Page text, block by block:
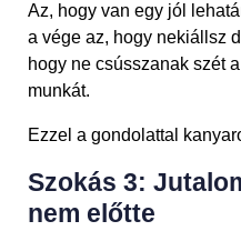
Az, hogy van egy jól
a vége az, hogy nekiállsz
hogy ne csússzanak szét
munkát.
Ezzel a gondolattal
Szokás 3:
nem előtte